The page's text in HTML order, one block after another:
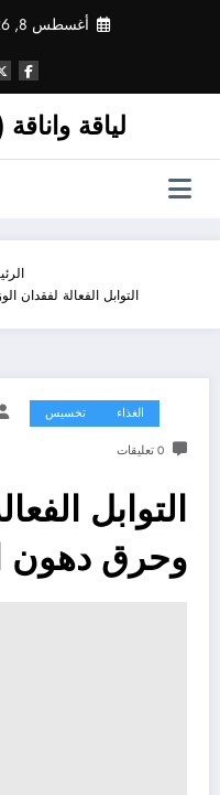
أغسطس 8, 2026
لياقة
التوابل الفعالة
الغذاء تخسيس
0 تعليقات
التوابل
وحرق دهون